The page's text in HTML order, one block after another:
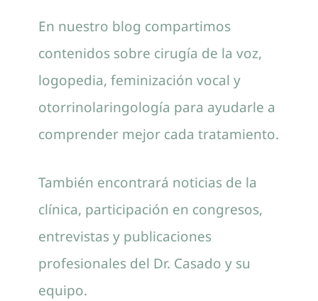
En nuestro blog compartimos
contenidos sobre cirugía de la voz,
logopedia, feminización vocal y
otorrinolaringología para ayudarle a
comprender mejor cada tratamiento.
También encontrará noticias de la
clínica, participación en congresos,
entrevistas y publicaciones
profesionales del Dr. Casado y su
equipo.